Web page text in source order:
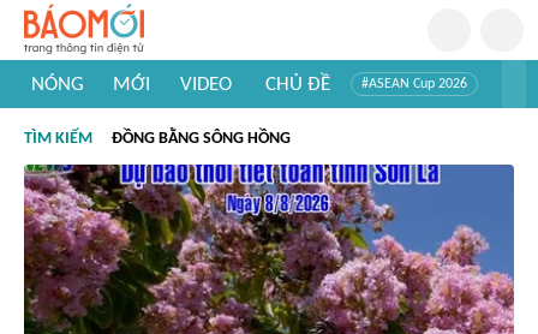
NÓNG MỚI VIDEO CHỦ ĐỀ #ASEAN Cup 2026
#Khám phá thế giới
TÌM KIẾM ĐỒNG BẰNG SÔNG HỒNG